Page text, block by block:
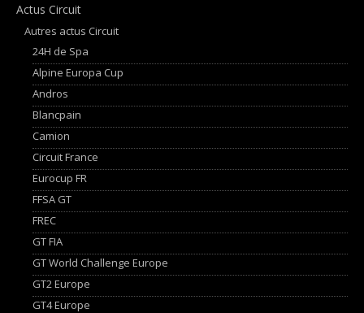
Actus Circuit
Autres actus Circuit
24H de Spa
Alpine Europa Cup
Andros
Blancpain
Camion
Circuit France
Eurocup FR
FFSA GT
FREC
GT FIA
GT World Challenge Europe
GT2 Europe
GT4 Europe